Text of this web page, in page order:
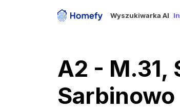
Wyszukiwarka AI
A2 - M.31,
Sarbinowo